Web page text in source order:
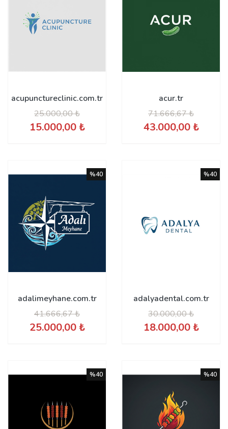
acupunctureclinic.com.tr
25.000,00 ₺
15.000,00 ₺
acur.tr
71.666,67 ₺
43.000,00 ₺
adalimeyhane.com.tr
41.666,67 ₺
25.000,00 ₺
%40
adalyadental.com.tr
30.000,00 ₺
18.000,00 ₺
%40
%40 %40